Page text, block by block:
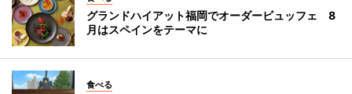
グランドハイアット福岡でオーダービュッフェ 8
月はスペインをテーマに
食べる